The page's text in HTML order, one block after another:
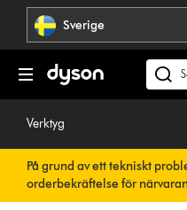
Hoppa
navigering
Sverige
Sök
på
Verktyg
På grund av ett tekniskt
orderbekräftelse för
redan på en snabb lösning.